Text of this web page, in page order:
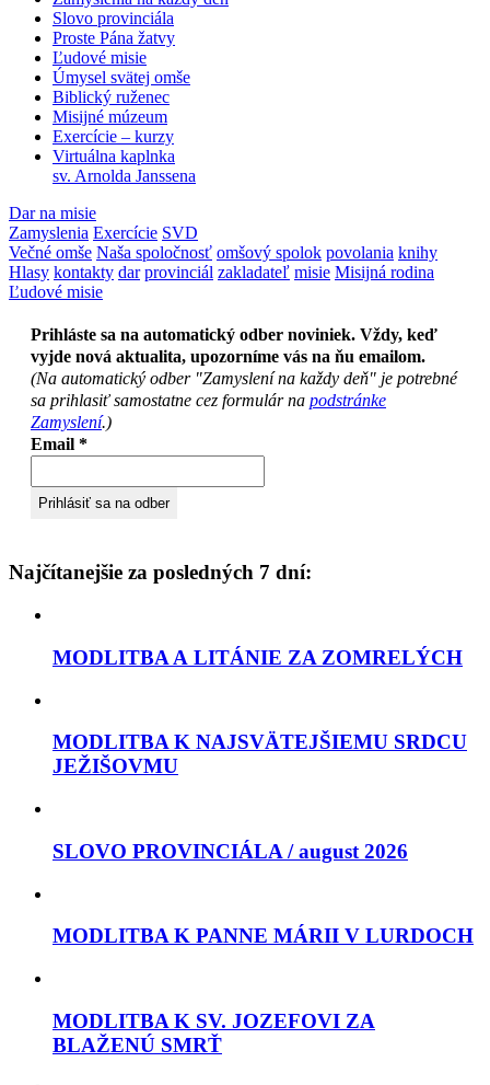
Slovo provinciála
Proste Pána žatvy
Ľudové misie
Úmysel svätej omše
Biblický ruženec
Misijné múzeum
Exercície – kurzy
Virtuálna kaplnka
sv. Arnolda Janssena
Dar na misie
Zamyslenia Exercície SVD
Večné omše Naša spoločnosť omšový spolok povolania knihy
Hlasy kontakty dar provinciál zakladateľ misie Misijná rodina
Ľudové misie
Prihláste sa na automatický odber noviniek. Vždy, keď
vyjde nová aktualita, upozorníme vás na ňu emailom.
(Na automatický odber "Zamyslení na každy deň" je potrebné
sa prihlasiť samostatne cez formulár na podstránke
Zamyslení.)
Email *
Najčítanejšie za posledných 7 dní:
MODLITBA A LITÁNIE ZA ZOMRELÝCH
MODLITBA K NAJSVÄTEJŠIEMU SRDCU
JEŽIŠOVMU
SLOVO PROVINCIÁLA / august 2026
MODLITBA K PANNE MÁRII V LURDOCH
MODLITBA K SV. JOZEFOVI ZA
BLAŽENÚ SMRŤ